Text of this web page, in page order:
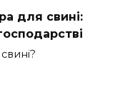
для свині: